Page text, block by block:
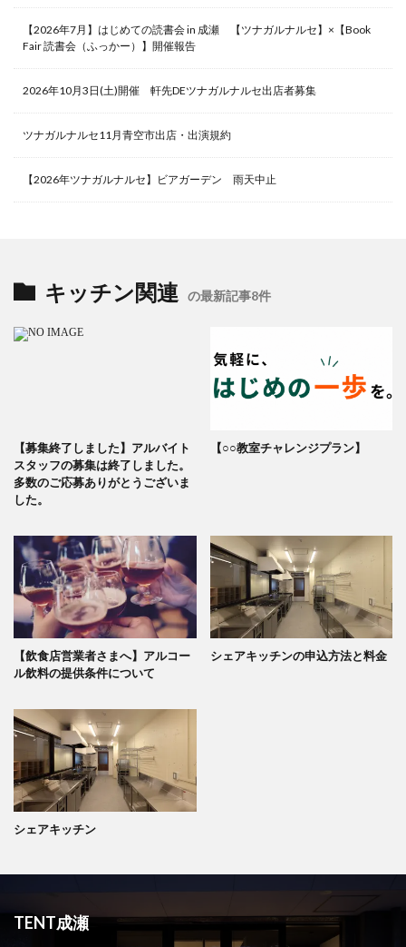
【2026年7月】はじめての読書会 in 成瀬 【ツナガルナルセ】×【Book
Fair 読書会（ふっかー）】開催報告
2026年10月3日(土)開催 軒先DEツナガルナルセ出店者募集
ツナガルナルセ11月青空市出店・出演規約
【2026年ツナガルナルセ】ビアガーデン 雨天中止
キッチン関連 の最新記事8件
【募集終了しました】アルバイト
スタッフの募集は終了しました。
多数のご応募ありがとうございま
した。
【○○教室チャレンジプラン】
【飲食店営業者さまへ】アルコー
ル飲料の提供条件について
シェアキッチンの申込方法と料金
シェアキッチン
TENT成瀬